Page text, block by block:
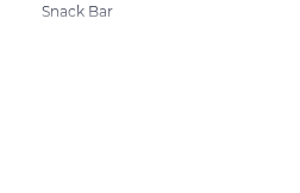
Snack Bar